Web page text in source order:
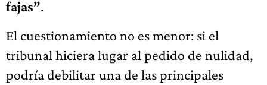
fajas”.
El cuestionamiento no es menor: si el
tribunal hiciera lugar al pedido de nulidad,
podría debilitar una de las principales